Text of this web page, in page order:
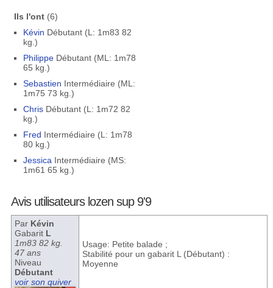
Ils l'ont(6)
Kévin Débutant (L: 1m83 82
kg.)
PhilippeDébutant (ML: 1m78
65 kg.)
Sebastien Intermédiaire (ML:
1m75 73 kg.)
ChrisDébutant (L: 1m72 82
kg.)
Fred Intermédiaire (L: 1m78
80 kg.)
Jessica Intermédiaire (MS:
1m61 65 kg.)
Avis utilisateurs lozen sup 9'9
Par Kévin
Gabarit L
1m83 82 kg.
47 ans
Niveau
Débutant
voir son quiver
Usage: Petite balade ;
Stabilité pour un gabarit L (Débutant) :
Moyenne